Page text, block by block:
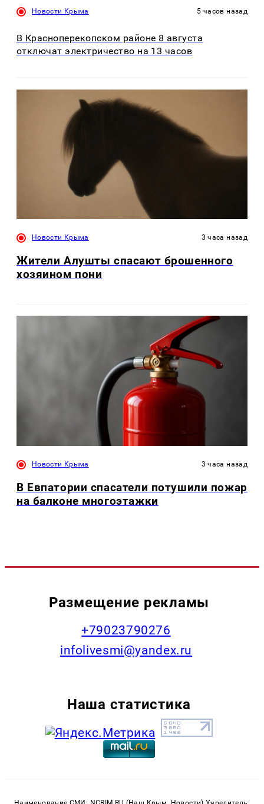
Новости Крыма 5 часов назад
В Красноперекопском районе 8 августа
отключат электричество на 13 часов
Новости Крыма 3 часа назад
Жители Алушты спасают брошенного
хозяином пони
Новости Крыма 3 часа назад
В Евпатории спасатели потушили пожар
на балконе многоэтажки
Размещение рекламы
+79023790276
infolivesmi@yandex.ru
Наша статистика